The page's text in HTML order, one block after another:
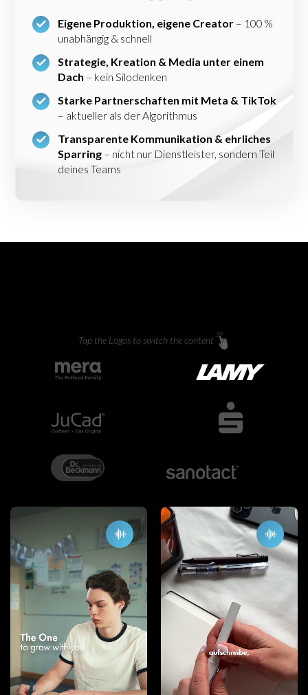
Eigene Produktion, eigene Creator – 100 %
unabhängig & schnell
Strategie, Kreation & Media unter einem
Dach – kein Silodenken
Starke Partnerschaften mit Meta & TikTok
– aktueller als der Algorithmus
Transparente Kommunikation & ehrliches
Sparring – nicht nur Dienstleister, sondern Teil
deines Teams
Tap the Logos to switch the content